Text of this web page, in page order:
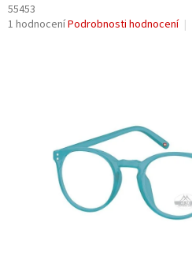
55453
Průměrné
1 hodnoceníPodrobnosti hodnocení